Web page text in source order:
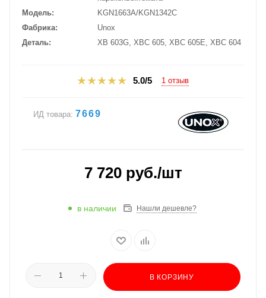
Модель
KGN1663A/KGN1342C
Фабрика
Unox
Деталь
XB 603G, XBC 605, XBC 605E, XBC 604
5.0/5 1 отзыв
ИД товара: 7669
7 720руб./шт
в наличии Нашли дешевле?
В КОРЗИНУ